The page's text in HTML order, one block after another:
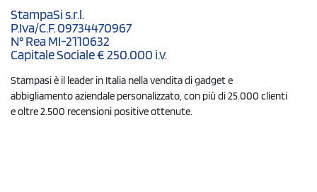
StampaSi s.r.l.
P.Iva/C.F. 09734470967
N° Rea MI-2110632
Capitale Sociale € 250.000 i.v.
Stampasi è il leader in Italia nella vendita di gadget e
abbigliamento aziendale personalizzato, con più di 25.000 clienti
e oltre 2.500 recensioni positive ottenute.